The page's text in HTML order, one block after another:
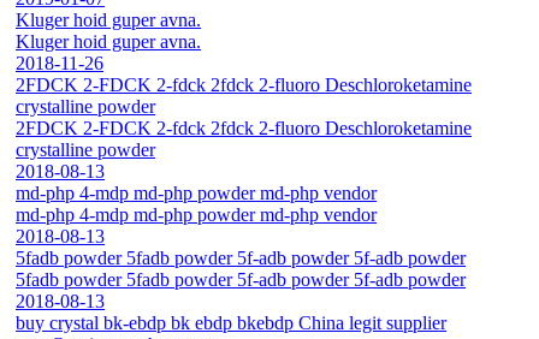
Kluger hoid guper avna.
Kluger hoid guper avna.
2018-11-26
2FDCK 2-FDCK 2-fdck 2fdck 2-fluoro Deschloroketamine
crystalline powder
2FDCK 2-FDCK 2-fdck 2fdck 2-fluoro Deschloroketamine
crystalline powder
2018-08-13
md-php 4-mdp md-php powder md-php vendor
md-php 4-mdp md-php powder md-php vendor
2018-08-13
5fadb powder 5fadb powder 5f-adb powder 5f-adb powder
5fadb powder 5fadb powder 5f-adb powder 5f-adb powder
2018-08-13
buy crystal bk-ebdp bk ebdp bkebdp China legit supplier